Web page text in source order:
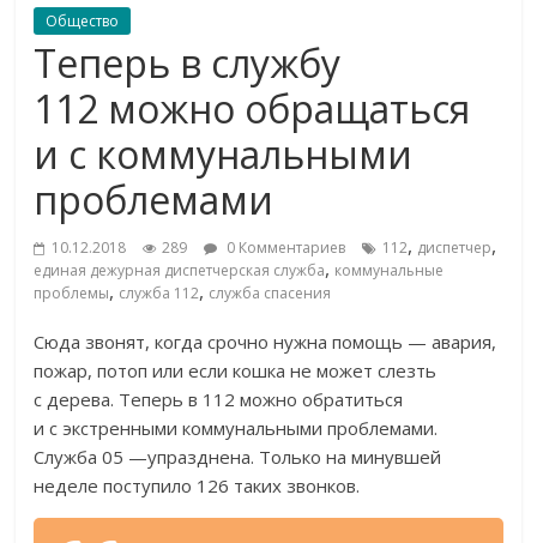
Общество
Теперь в службу
112 можно обращаться
и с коммунальными
проблемами
10.12.2018 289 0 Комментариев 112, диспетчер,
единая дежурная диспетчерская служба, коммунальные
проблемы, служба 112, служба спасения
Сюда звонят, когда срочно нужна помощь — авария,
пожар, потоп или если кошка не может слезть
с дерева. Теперь в 112 можно обратиться
и с экстренными коммунальными проблемами.
Служба 05 —упразднена. Только на минувшей
неделе поступило 126 таких звонков.